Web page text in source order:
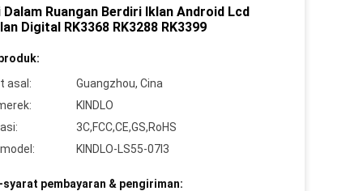
Ruangan Berdiri Iklan Android Lcd
Digital RK3368 RK3288 RK3399
asal:
Guangzhou, Cina
KINDLO
3C,FCC,CE,GS,RoHS
KINDLO-LS55-07I3
pembayaran & pengiriman: